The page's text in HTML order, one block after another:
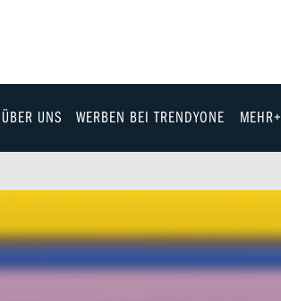
ÜBER UNS
Team
Jobs & Karriere
WERBEN BEI TRENDYONE MEHR+
Fashion
Technik